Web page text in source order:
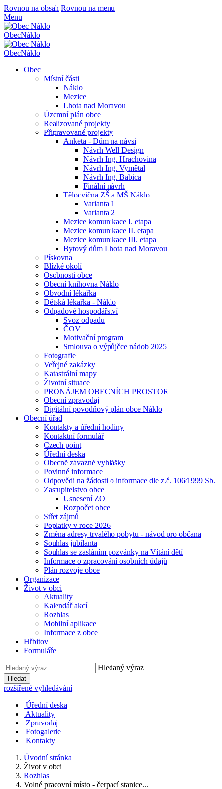
Rovnou na obsah Rovnou na menu
Menu
ObecNáklo
ObecNáklo
Obec
Místní části
Náklo
Mezice
Lhota nad Moravou
Územní plán obce
Realizované projekty
Připravované projekty
Anketa - Dům na návsi
Návrh Well Design
Návrh Ing. Hrachovina
Návrh Ing. Vymětal
Návrh Ing. Babica
Finální návrh
Tělocvična ZŠ a MŠ Náklo
Varianta 1
Varianta 2
Mezice komunikace I. etapa
Mezice komunikace II. etapa
Mezice komunikace III. etapa
Bytový dům Lhota nad Moravou
Pískovna
Blízké okolí
Osobnosti obce
Obecní knihovna Náklo
Obvodní lékařka
Dětská lékařka - Náklo
Odpadové hospodářství
Svoz odpadu
ČOV
Motivační program
Smlouva o výpůjčce nádob 2025
Fotografie
Veřejné zakázky
Katastrální mapy
Životní situace
PRONÁJEM OBECNÍCH PROSTOR
Obecní zpravodaj
Digitální povodňový plán obce Náklo
Obecní úřad
Kontakty a úřední hodiny
Kontaktní formulář
Czech point
Úřední deska
Obecně závazné vyhlášky
Povinné informace
Odpovědi na žádosti o informace dle z.č. 106⁄1999 Sb.
Zastupitelstvo obce
Usnesení ZO
Rozpočet obce
Střet zájmů
Poplatky v roce 2026
Změna adresy trvalého pobytu - návod pro občana
Souhlas jubilanta
Souhlas se zasláním pozvánky na Vítání dětí
Informace o zpracování osobních údajů
Plán rozvoje obce
Organizace
Život v obci
Aktuality
Kalendář akcí
Rozhlas
Mobilní aplikace
Informace z obce
Hřbitov
Formuláře
Hledaný výraz
Hledat
rozšířené vyhledávání
Úřední deska
Aktuality
Zpravodaj
Fotogalerie
Kontakty
Úvodní stránka
Život v obci
Rozhlas
Volné pracovní místo - čerpací stanice...